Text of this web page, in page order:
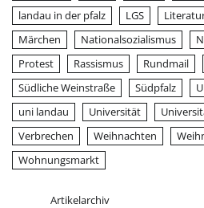
landau in der pfalz
LGS
Märchen
Nationalsozialismus
Protest
Rassismus Rundmail
Südliche Weinstraße
Südpfalz
uni landau
Universität
Verbrechen
Weihnachten
Wohnungsmarkt
Artikelarchiv